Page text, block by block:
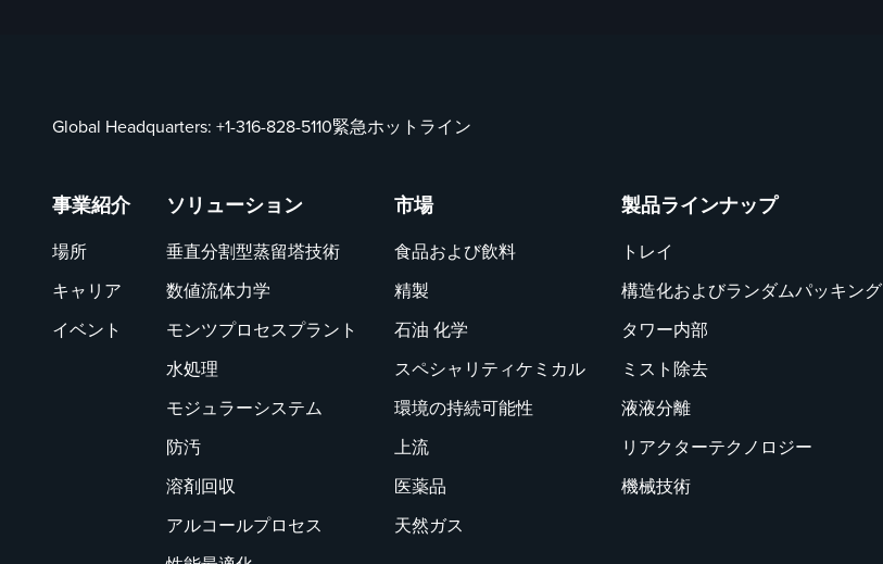
Global Headquarters: +1-316-828-5110緊急ホットライン
事業紹介
場所
キャリア
イベント
ソリューション
垂直分割型蒸留塔技術
数値流体力学
モンツプロセスプラント
水処理
モジュラーシステム
防汚
溶剤回収
アルコールプロセス
市場
食品および飲料
精製
石油 化学
スペシャリティケミカル
環境の持続可能性
上流
医薬品
天然ガス
製品ラインナップ
トレイ
構造化およびランダムパッキング
タワー内部
ミスト除去
液液分離
リアクターテクノロジー
機械技術